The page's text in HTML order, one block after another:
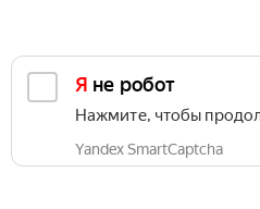
Я не робот
Нажмите, чтобы
Yandex SmartCaptcha